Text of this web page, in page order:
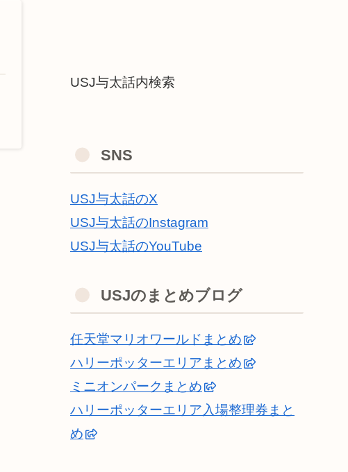
USJ与太話内検索
SNS
USJ与太話のX
USJ与太話のInstagram
USJ与太話のYouTube
USJのまとめブログ
任天堂マリオワールドまとめ
ハリーポッターエリアまとめ
ミニオンパークまとめ
ハリーポッターエリア入場整理券まと
め